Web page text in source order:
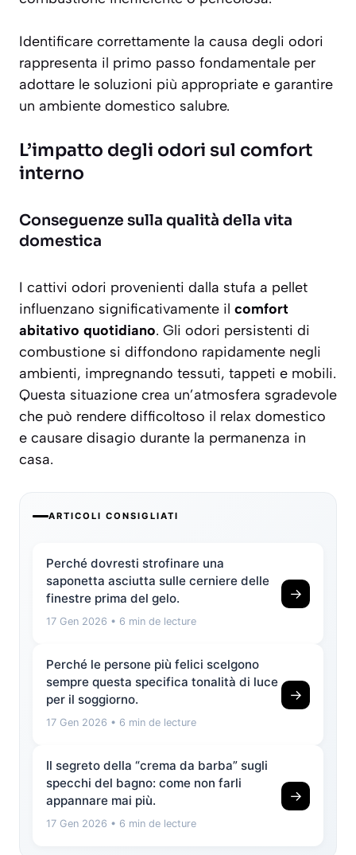
Identificare correttamente la causa degli odori
rappresenta il primo passo fondamentale per
adottare le soluzioni più appropriate e garantire
un ambiente domestico salubre.
L’impatto degli odori sul comfort
interno
Conseguenze sulla qualità della vita
domestica
I cattivi odori provenienti dalla stufa a pellet
influenzano significativamente il comfort
abitativo quotidiano. Gli odori persistenti di
combustione si diffondono rapidamente negli
ambienti, impregnando tessuti, tappeti e mobili.
Questa situazione crea un’atmosfera sgradevole
che può rendere difficoltoso il relax domestico
e causare disagio durante la permanenza in
casa.
ARTICOLI CONSIGLIATI
Perché dovresti strofinare una
saponetta asciutta sulle cerniere delle
finestre prima del gelo.
17 Gen 2026 • 6 min de lecture
→
Perché le persone più felici scelgono
sempre questa specifica tonalità di luce
per il soggiorno.
17 Gen 2026 • 6 min de lecture
→
Il segreto della “crema da barba” sugli
specchi del bagno: come non farli
appannare mai più.
17 Gen 2026 • 6 min de lecture
→